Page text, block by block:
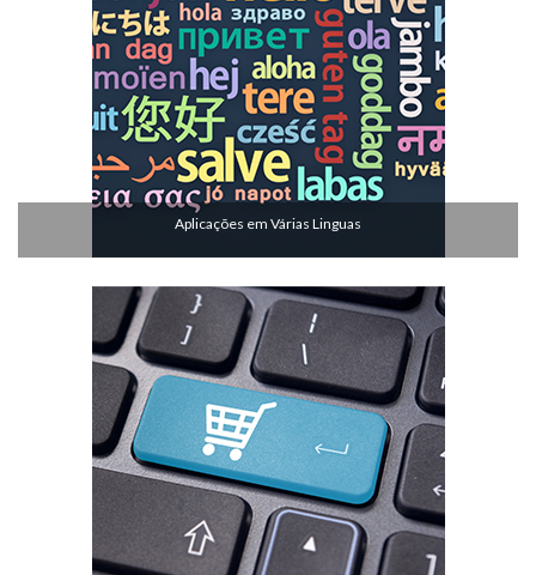
Aplicações em Várias Linguas